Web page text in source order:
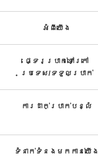
អំពី​យើង
ផ្ទេរប្រាក់ទៅក្រៅ
ប្រទេស/ទទួល​ប្រាក់​
ការដាក់ប្រាក់បន្លំ
ទំនាក់ទំនងមកកាន់យើង